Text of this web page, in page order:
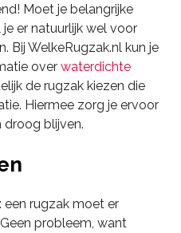
Moet je belangrijke
er natuurlijk wel voor
Bij WelkeRugzak.nl kun je
overwaterdichte
de rugzak kiezen die
Hiermee zorg je ervoor
droog blijven.
een rugzak moet er
probleem, want